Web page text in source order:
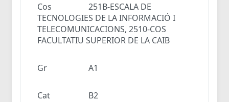
Cos
251B-ESCALA DE
TECNOLOGIES DE LA INFORMACIÓ I
TELECOMUNICACIONS, 2510-COS
FACULTATIU SUPERIOR DE LA CAIB
Gr A1
Cat B2